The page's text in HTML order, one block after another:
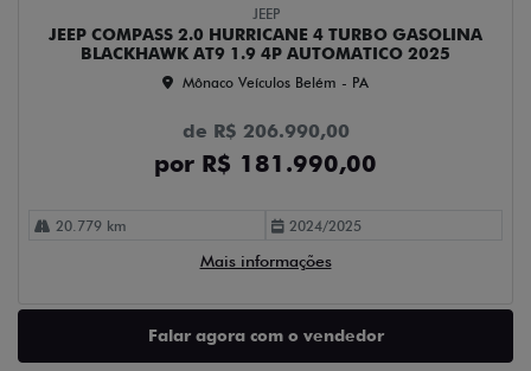
JEEP
JEEP COMPASS 2.0 HURRICANE 4 TURBO GASOLINA
BLACKHAWK AT9 1.9 4P AUTOMATICO 2025
Mônaco Veículos Belém - PA
de R$ 206.990,00
por R$ 181.990,00
20.779 km 2024/2025
Mais informações
Falar agora com o vendedor